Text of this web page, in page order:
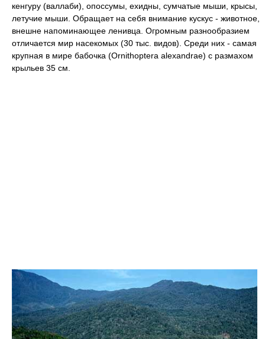
кенгуру (валлаби), опоссумы, ехидны, сумчатые мыши, крысы,
летучие мыши. Обращает на себя внимание кускус - животное,
внешне напоминающее ленивца. Огромным разнообразием
отличается мир насекомых (30 тыс. видов). Среди них - самая
крупная в мире бабочка (Ornithoptera alexandrae) с размахом
крыльев 35 см.